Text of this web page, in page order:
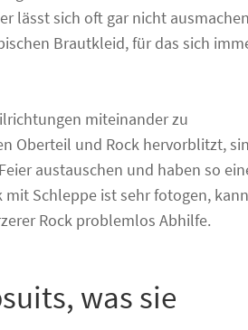
lässt sich oft gar nicht
Brautkleid, für das sich
miteinander zu
Oberteil und Rock hervorblitzt,
austauschen und haben so
mit Schleppe ist sehr fotogen, kann
Rock problemlos Abhilfe.
was sie